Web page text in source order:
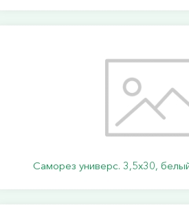
Саморез универс. 3,5х30,